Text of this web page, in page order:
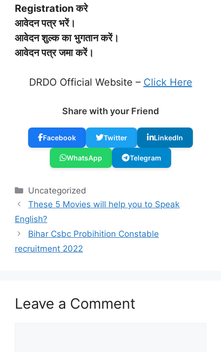
Registration करे
आवेदन पत्र भरें।
आवेदन शुल्क का भुगतान करें।
आवेदन पत्र जमा करें।
DRDO Official Website – Click Here
Share with your Friend
Facebook Twitter LinkedIn
WhatsApp Telegram
Categories
Uncategorized
These 5 Movies will help you to Speak
English?
Bihar Csbc Probihition Constable
recruitment 2022
Leave a Comment